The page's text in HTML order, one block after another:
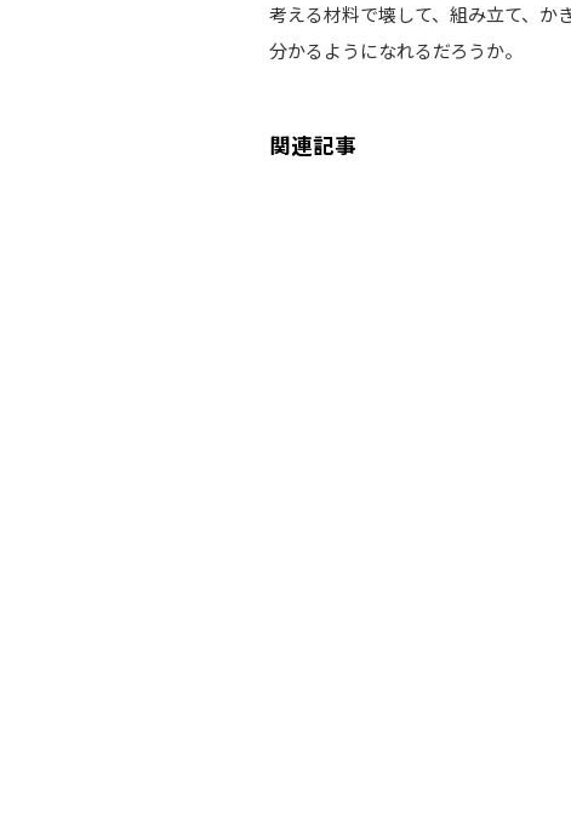
考える材料で壊して、組み立て、か
分かるようになれるだろうか。
関連記事